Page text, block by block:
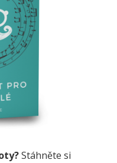
Stáhněte si